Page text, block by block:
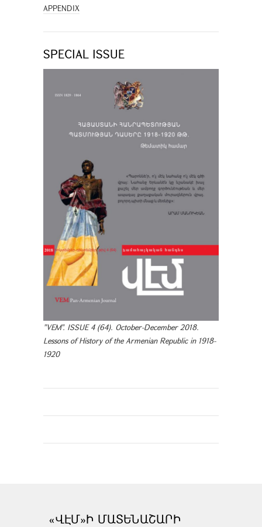
APPENDIX
SPECIAL ISSUE
"VEM". ISSUE 4 (64). October-December 2018.
Lessons of History of the Armenian Republic in 1918-
1920
«ՎԷՄ»Ի ՄԱՏԵՆԱՇԱՐԻ